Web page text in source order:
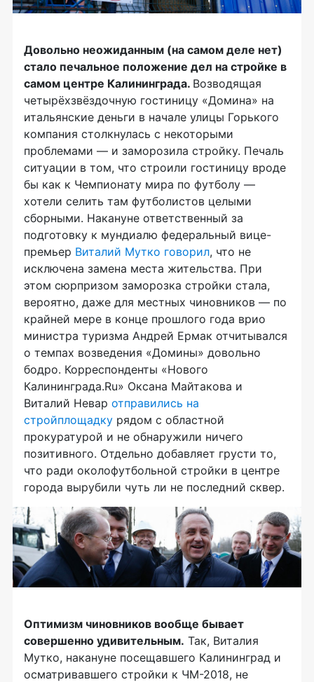
Довольно неожиданным (на самом деле нет)
стало печальное положение дел на стройке в
самом центре Калининграда. Возводящая
четырёхзвёздочную гостиницу «Домина» на
итальянские деньги в начале улицы Горького
компания столкнулась с некоторыми
проблемами — и заморозила стройку. Печаль
ситуации в том, что строили гостиницу вроде
бы как к Чемпионату мира по футболу —
хотели селить там футболистов целыми
сборными. Накануне ответственный за
подготовку к мундиалю федеральный вице-
премьер Виталий Мутко говорил, что не
исключена замена места жительства. При
этом сюрпризом заморозка стройки стала,
вероятно, даже для местных чиновников — по
крайней мере в конце прошлого года врио
министра туризма Андрей Ермак отчитывался
о темпах возведения «Домины» довольно
бодро. Корреспонденты «Нового
Калининграда.Ru» Оксана Майтакова и
Виталий Невар отправились на
стройплощадку рядом с областной
прокуратурой и не обнаружили ничего
позитивного. Отдельно добавляет грусти то,
что ради околофутбольной стройки в центре
города вырубили чуть ли не последний сквер.
Оптимизм чиновников вообще бывает
совершенно удивительным. Так, Виталия
Мутко, накануне посещавшего Калининград и
осматривавшего стройки к ЧМ-2018, не